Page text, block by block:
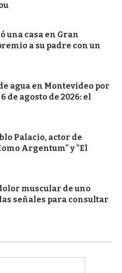
una casa en Gran
a su padre con un
agua en Montevideo por
de agosto de 2026: el
Palacio, actor de
Argentum" y "El
muscular de uno
señales para consultar